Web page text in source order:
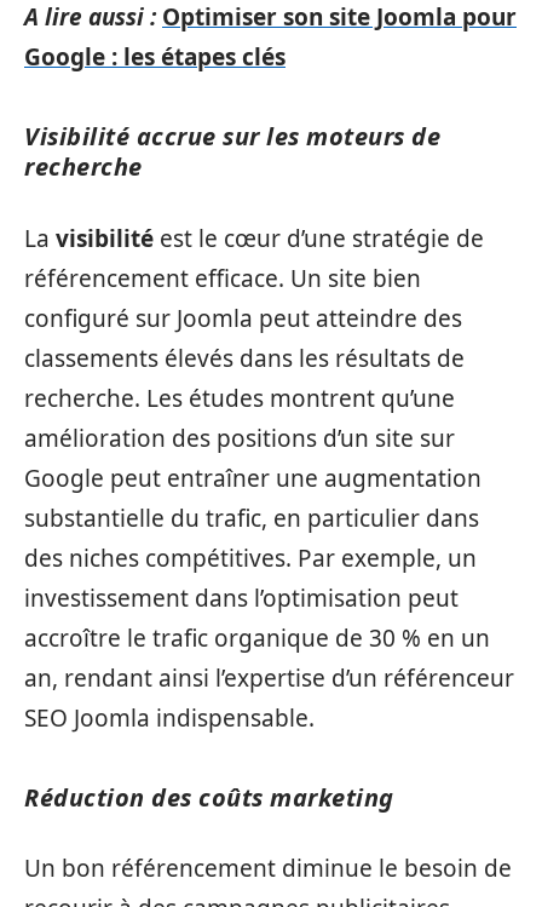
A lire aussi : Optimiser son site Joomla pour
Google : les étapes clés
Visibilité accrue sur les moteurs de
recherche
La visibilité est le cœur d’une stratégie de
référencement efficace. Un site bien
configuré sur Joomla peut atteindre des
classements élevés dans les résultats de
recherche. Les études montrent qu’une
amélioration des positions d’un site sur
Google peut entraîner une augmentation
substantielle du trafic, en particulier dans
des niches compétitives. Par exemple, un
investissement dans l’optimisation peut
accroître le trafic organique de 30 % en un
an, rendant ainsi l’expertise d’un référenceur
SEO Joomla indispensable.
Réduction des coûts marketing
Un bon référencement diminue le besoin de